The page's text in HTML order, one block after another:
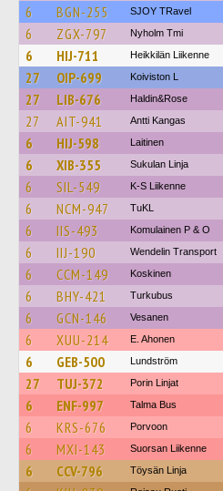
6 BGN-255 SJOY TRavel
6 ZGX-797 Nyholm Tmi
6 HIJ-711 Heikkilän Liikenne
27 OIP-699 Koiviston L
27 LIB-676 Haldin&Rose
27 AIT-941 Antti Kangas
6 HIJ-598 Laitinen
6 XIB-355 Sukulan Linja
6 SIL-549 K-S Liikenne
6 NCM-947 TuKL
6 IIS-493 Komulainen P & O
6 IIJ-190 Wendelin Transport
6 CCM-149 Koskinen
6 BHY-421 Turkubus
6 GCN-146 Vesanen
6 XUU-214 E. Ahonen
6 GEB-500 Lundström
27 TUJ-372 Porin Linjat
6 ENF-997 Talma Bus
6 KRS-676 Porvoon
6 MXI-143 Suorsan Liikenne
6 CCV-796 Töysän Linja